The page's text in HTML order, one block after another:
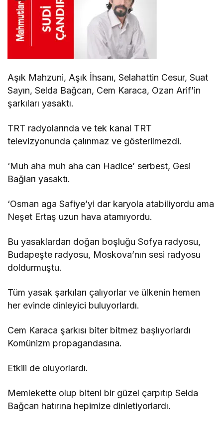
Aşık Mahzuni, Aşık İhsanı, Selahattin Cesur, Suat
Sayın, Selda Bağcan, Cem Karaca, Ozan Arif’in
şarkıları yasaktı.
TRT radyolarında ve tek kanal TRT
televizyonunda çalınmaz ve gösterilmezdi.
‘Muh aha muh aha can Hadice’ serbest, Gesi
Bağları yasaktı.
‘Osman aga Safiye’yi dar karyola atabiliyordu ama
Neşet Ertaş uzun hava atamıyordu.
Bu yasaklardan doğan boşluğu Sofya radyosu,
Budapeşte radyosu, Moskova’nın sesi radyosu
doldurmuştu.
Tüm yasak şarkıları çalıyorlar ve ülkenin hemen
her evinde dinleyici buluyorlardı.
Cem Karaca şarkısı biter bitmez başlıyorlardı
Komünizm propagandasına.
Etkili de oluyorlardı.
Memlekette olup biteni bir güzel çarpıtıp Selda
Bağcan hatırına hepimize dinletiyorlardı.